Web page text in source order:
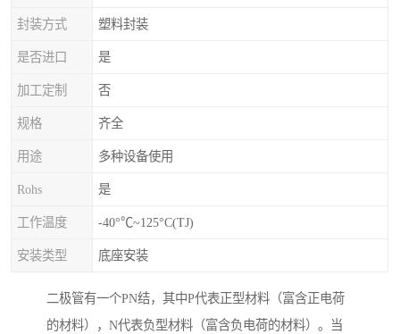
封装方式 塑料封装
是否进口 是
加工定制 否
规格 齐全
用途 多种设备使用
Rohs 是
工作温度 -40°℃~125°C(TJ)
安装类型 底座安装
二极管有一个PN结，其中P代表正型材料（富含正电荷
的材料），N代表负型材料（富含负电荷的材料）。当